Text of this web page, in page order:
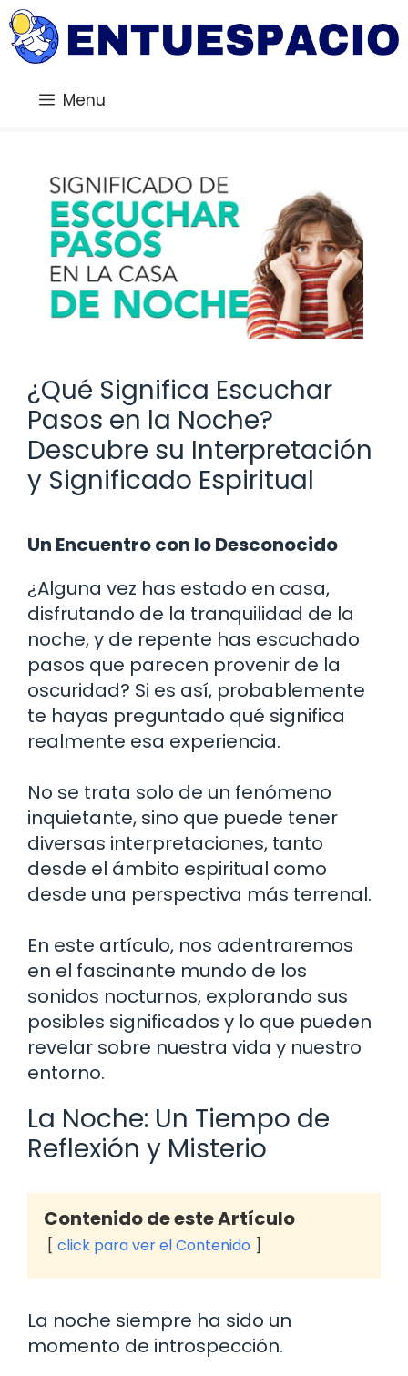
Saltar
al
contenido
Menu
¿Qué Significa Escuchar
Pasos en la Noche?
Descubre su Interpretación
y Significado Espiritual
Un Encuentro con lo Desconocido
¿Alguna vez has estado en casa,
disfrutando de la tranquilidad de la
noche, y de repente has escuchado
pasos que parecen provenir de la
oscuridad? Si es así, probablemente
te hayas preguntado qué significa
realmente esa experiencia.
No se trata solo de un fenómeno
inquietante, sino que puede tener
diversas interpretaciones, tanto
desde el ámbito espiritual como
desde una perspectiva más terrenal.
En este artículo, nos adentraremos
en el fascinante mundo de los
sonidos nocturnos, explorando sus
posibles significados y lo que pueden
revelar sobre nuestra vida y nuestro
entorno.
La Noche: Un Tiempo de
Reflexión y Misterio
Contenido de este Artículo
click para ver el Contenido
La noche siempre ha sido un
momento de introspección.